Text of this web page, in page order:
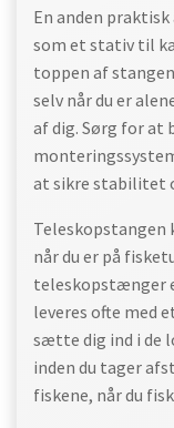
En anden
som et stativ til
toppen af
selv når du er
af dig. Sørg for at
at sikre stabilitet
Teleskopstangen
når du er på
teleskopstænger
leveres ofte med
sætte dig ind i de
inden du tager
fiskene, når du